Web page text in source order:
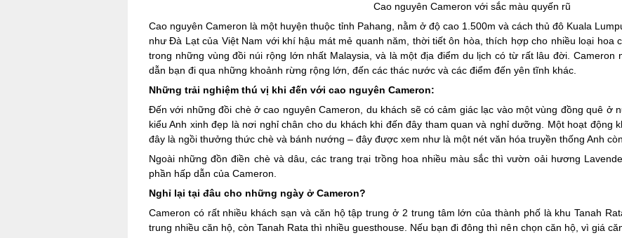
Cao nguyên Cameron với sắc màu quyến rũ
Cao nguyên Cameron là một huyện thuộc tỉnh Pahang, nằm ở độ cao 1.500m và cách thủ đô Kuala
như Đà Lạt của Việt Nam với khí hậu mát mẻ quanh năm, thời tiết ôn hòa, thích hợp cho nhiều loại hoa
trong những vùng đồi núi rộng lớn nhất Malaysia, và là một địa điểm du lịch có từ rất lâu đời.
dẫn bạn đi qua những khoảnh rừng rộng lớn, đến các thác nước và các điểm đến yên tĩnh khác.
Những trải nghiệm thú vị khi đến với cao nguyên Cameron:
Đến với những đồi chè ở cao nguyên Cameron, du khách sẽ có cảm giác lạc vào một vùng đồng quê ở
kiểu Anh xinh đẹp là nơi nghỉ chân cho du khách khi đến đây tham quan và nghỉ dưỡng. Một hoạt động
đây là ngồi thưởng thức chè và bánh nướng – đây được xem như là một nét văn hóa truyền thống Anh
Ngoài những đồn điền chè và dâu, các trang trại trồng hoa nhiều màu sắc thì vườn oải hương
phần hấp dẫn của Cameron.
Nghỉ lại tại đâu cho những ngày ở Cameron?
Cameron có rất nhiều khách sạn và căn hộ tập trung ở 2 trung tâm lớn của thành phố là khu Tanah
trung nhiều căn hộ, còn Tanah Rata thì nhiều guesthouse. Nếu bạn đi đông thì nên chọn căn hộ, vì giá